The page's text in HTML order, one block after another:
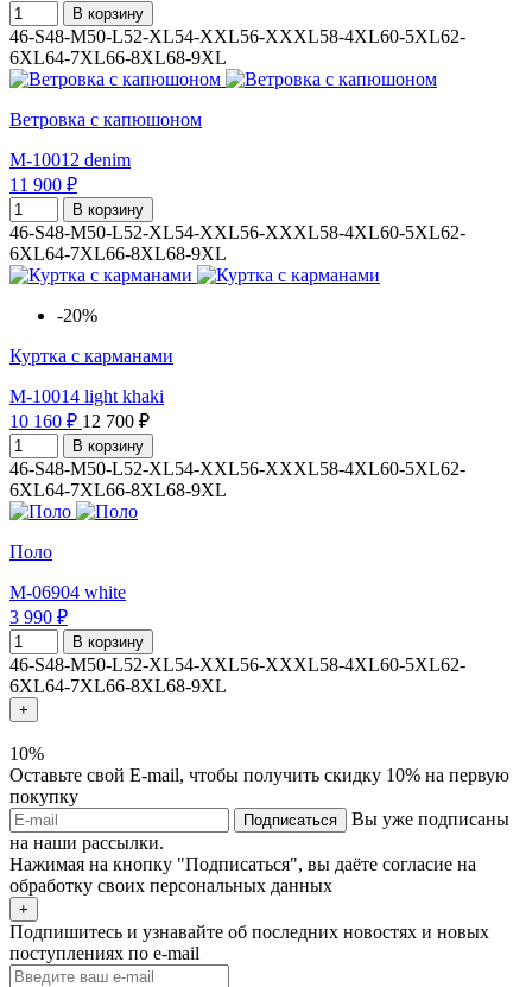
В корзину
46-S48-M50-L52-XL54-XXL56-XXXL58-4XL60-5XL62-
6XL64-7XL66-8XL68-9XL
Ветровка с капюшоном
M-10012 denim
11 900 ₽
В корзину
46-S48-M50-L52-XL54-XXL56-XXXL58-4XL60-5XL62-
6XL64-7XL66-8XL68-9XL
-20%
Куртка с карманами
M-10014 light khaki
10 160 ₽ 12 700 ₽
В корзину
46-S48-M50-L52-XL54-XXL56-XXXL58-4XL60-5XL62-
6XL64-7XL66-8XL68-9XL
Поло
M-06904 white
3 990 ₽
В корзину
46-S48-M50-L52-XL54-XXL56-XXXL58-4XL60-5XL62-
6XL64-7XL66-8XL68-9XL
+
10%
Оставьте свой E-mail, чтобы получить скидку 10% на первую
покупку
Подписаться
Вы уже подписаны
на наши рассылки.
Нажимая на кнопку "Подписаться", вы даёте согласие на
обработку своих персональных данных
+
Подпишитесь и узнавайте об последних новостях и новых
поступлениях по e-mail